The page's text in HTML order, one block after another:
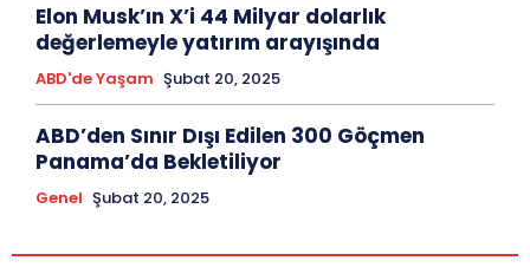
Elon Musk’ın X’i 44 Milyar dolarlık
değerlemeyle yatırım arayışında
ABD'de Yaşam Şubat 20, 2025
ABD’den Sınır Dışı Edilen 300 Göçmen
Panama’da Bekletiliyor
Genel Şubat 20, 2025